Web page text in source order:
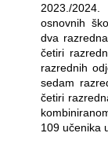
2023./
osnovnih
dva
četiri
razrednih
sedam
četiri
109 učenika